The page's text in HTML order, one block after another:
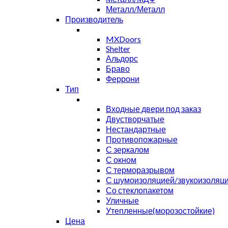
Металл/Металл
Производитель
MXDoors
Shelter
Альдорс
Браво
Феррони
Тип
Входные двери под заказ
Двустворчатые
Нестандартные
Противопожарные
С зеркалом
С окном
С терморазрывом
С шумоизоляцией/
Со стеклопакетом
Уличные
Утепленные(морозостойкие)
Цена